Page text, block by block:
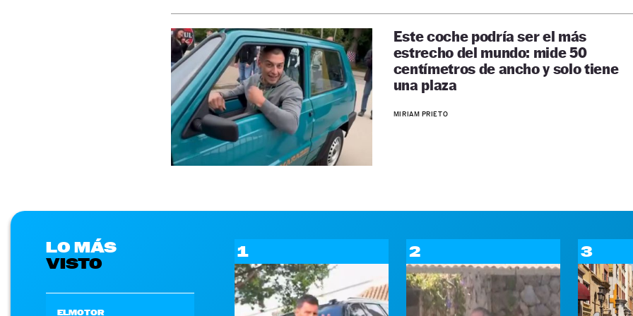
Este coche podría ser el más
estrecho del mundo: mide 50
centímetros de ancho y solo tiene
una plaza
MIRIAM PRIETO
LO MÁS
VISTO
ELMOTOR
1 2 3